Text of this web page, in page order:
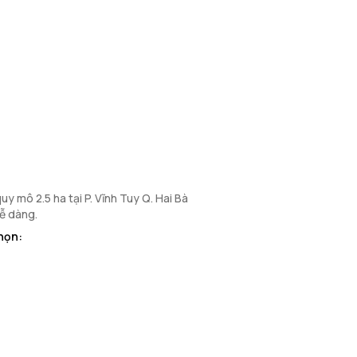
mô 2.5 ha tại P. Vĩnh Tuy Q. Hai Bà
dàng.